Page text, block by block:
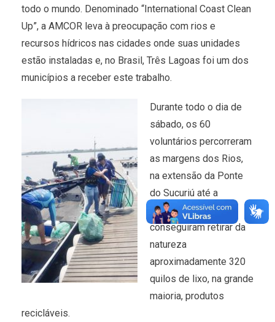
todo o mundo. Denominado “International Coast Clean
Up”, a AMCOR leva à preocupação com rios e
recursos hídricos nas cidades onde suas unidades
estão instaladas e, no Brasil, Três Lagoas foi um dos
municípios a receber este trabalho.
Durante todo o dia de
sábado, os 60
voluntários percorreram
as margens dos Rios,
na extensão da Ponte
do Sucuriú até a
Cascalheira e
conseguiram retirar da
natureza
aproximadamente 320
quilos de lixo, na grande
maioria, produtos
recicláveis.